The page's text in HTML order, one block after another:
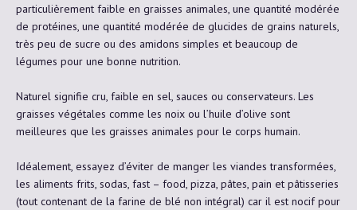
particulièrement faible en graisses animales, une quantité modérée
de protéines, une quantité modérée de glucides de grains naturels,
très peu de sucre ou des amidons simples et beaucoup de
légumes pour une bonne nutrition.
Naturel signifie cru, faible en sel, sauces ou conservateurs. Les
graisses végétales comme les noix ou l’huile d’olive sont
meilleures que les graisses animales pour le corps humain.
Idéalement, essayez d’éviter de manger les viandes transformées,
les aliments frits, sodas, fast – food, pizza, pâtes, pain et pâtisseries
(tout contenant de la farine de blé non intégral) car il est nocif pour